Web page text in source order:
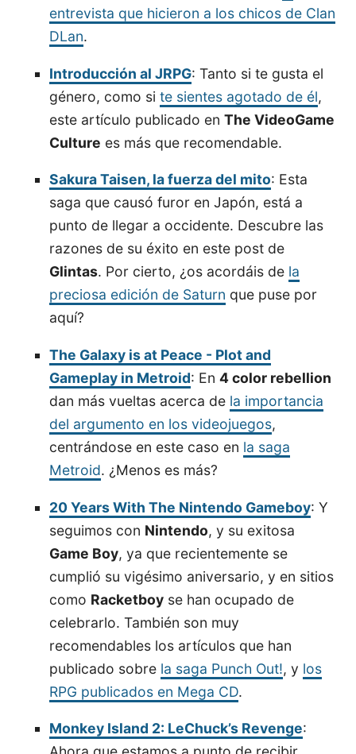
entrevista que hicieron a los chicos de Clan
DLan.
Introducción al JRPG: Tanto si te gusta el
género, como site sientes agotado de él,
este artículo publicado enThe VideoGame
Culture es más que recomendable.
Sakura Taisen, la fuerza del mito: Esta
saga que causó furor en Japón, está a
punto de llegar a occidente. Descubre las
razones de su éxito en este post de
Glintas. Por cierto, ¿os acordáis de la
preciosa edición de Saturn que puse por
aquí?
The Galaxy is at Peace - Plot and
Gameplay in Metroid: En4 color rebellion
dan más vueltas acerca de la importancia
del argumento en los videojuegos,
centrándose en este caso en la saga
Metroid. ¿Menos es más?
20 Years With The Nintendo Gameboy: Y
seguimos con Nintendo, y su exitosa
Game Boy, ya que recientemente se
cumplió su vigésimo aniversario, y en sitios
como Racketboy se han ocupado de
celebrarlo. También son muy
recomendables los artículos que han
publicado sobre la saga Punch Out!, y los
RPG publicados en Mega CD.
Monkey Island 2: LeChuck’s Revenge: